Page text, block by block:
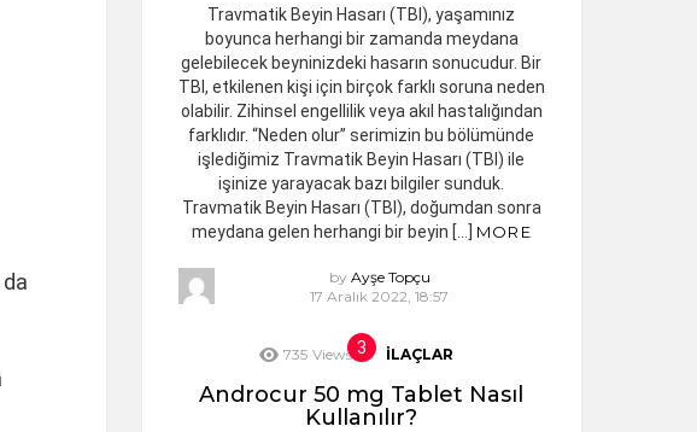
Travmatik Beyin Hasarı (TBI), yaşamınız
boyunca herhangi bir zamanda meydana
gelebilecek beyninizdeki hasarın sonucudur. Bir
TBI, etkilenen kişi için birçok farklı soruna neden
olabilir. Zihinsel engellilik veya akıl hastalığından
farklıdır. “Neden olur” serimizin bu bölümünde
işlediğimiz Travmatik Beyin Hasarı (TBI) ile
işinize yarayacak bazı bilgiler sunduk.
Travmatik Beyin Hasarı (TBI), doğumdan sonra
meydana gelen herhangi bir beyin […] MORE
by Ayşe Topçu
17 Aralık 2022, 18:57
735 Views İLAÇLAR
Androcur 50 mg Tablet Nasıl
Kullanılır?